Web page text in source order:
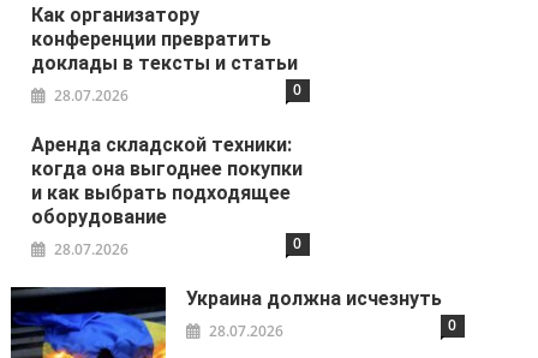
Как организатору
конференции превратить
доклады в тексты и статьи
28.07.2026 0
Аренда складской техники:
когда она выгоднее покупки
и как выбрать подходящее
оборудование
28.07.2026 0
Украина должна исчезнуть
28.07.2026 0